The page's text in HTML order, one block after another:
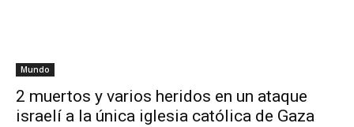
Mundo
2 muertos y varios heridos en un ataque
israelí a la única iglesia católica de Gaza